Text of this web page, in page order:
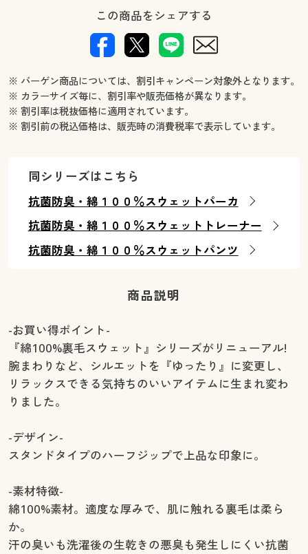
この商品をシェアする
※ バーゲン商品については、割引キャンペーン対象外となります。
※ カラーサイズ毎に、割引率や販売価格が異なります。
※ 割引率は税抜価格に適用されています。
※ 割引前の税込価格は、販売時の消費税率で表示しています。
同シリーズはこちら
抗菌防臭・綿１００％スウェットパーカ
抗菌防臭・綿１００％スウェットトレーナー
抗菌防臭・綿１００％スウェットパンツ
商品説明
-お買い得ポイント-
『綿100%裏毛スウェット』シリーズがリニューアル!
腕まわりなど、シルエットを『ゆったり』に変更し、
リラックスできる気持ちのいいアイテムに生まれ変わ
りました。
-デザイン-
スタンドタイプのハーフジップで上品な印象に。
-素材特徴-
綿100%素材。適度な厚みで、肌に触れる裏毛は柔ら
か。
汗の臭いも洗濯後の生乾きの悪臭も発生しにくい抗菌